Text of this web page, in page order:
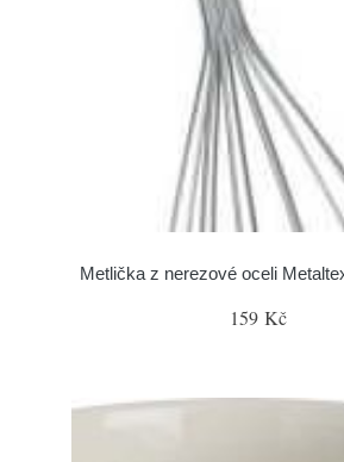
Metlička z nerezové oceli
159 Kč